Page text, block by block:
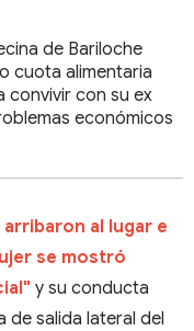
de Bariloche
cuota alimentaria
convivir con su ex
económicos
al lugar e
se mostró
y su conducta
de salida lateral del